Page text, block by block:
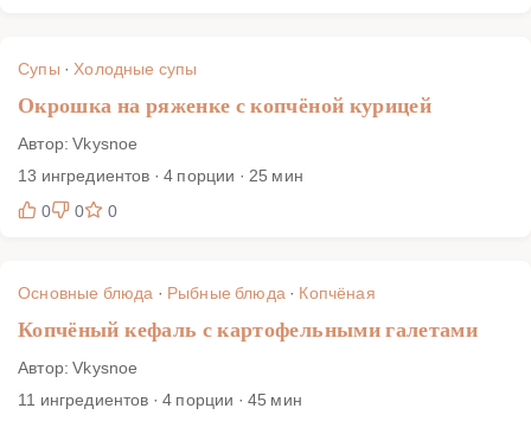
Супы ·Холодные супы
Окрошка на ряженке с копчёной курицей
Автор: Vkysnoe
13 ингредиентов · 4 порции · 25 мин
0
0 0
Основные блюда · Рыбные блюда· Копчёная
Копчёный кефаль с картофельными галетами
Автор: Vkysnoe
11 ингредиентов · 4 порции · 45 мин